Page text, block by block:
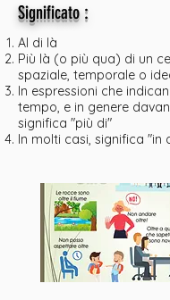
Significato:
Al di là
Più là (o più qua) di un
spaziale, temporale o
In espressioni che
tempo, e in genere
significa "più di"
In molti casi, significa "in